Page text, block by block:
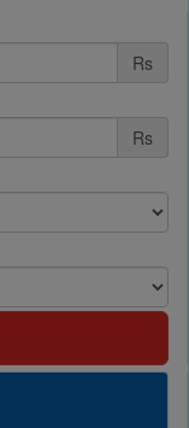
Rs
Rs